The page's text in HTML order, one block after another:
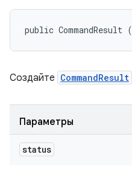
public CommandResult (
Создайте CommandResult
Параметры
status